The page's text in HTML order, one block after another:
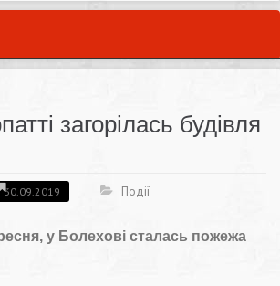
загорілась будівля
30.09.2019 Події
у Болехові сталась пожежа